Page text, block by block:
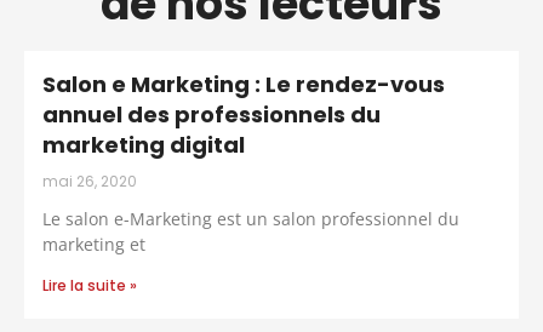
Salon e Marketing : Le rendez-vous
annuel des professionnels du
marketing digital
mai 26, 2020
Le salon e-Marketing est un salon professionnel du
marketing et
Lire la suite »